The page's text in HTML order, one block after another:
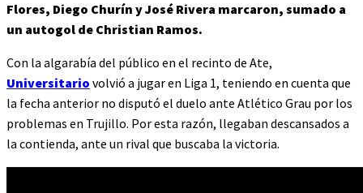
Flores, Diego Churín y José Rivera marcaron, sumado a
un autogol de Christian Ramos.
Con la algarabía del público en el recinto de Ate,
Universitario volvió a jugar en Liga 1, teniendo en cuenta que
la fecha anterior no disputó el duelo ante Atlético Grau por los
problemas en Trujillo. Por esta razón, llegaban descansados a
la contienda, ante un rival que buscaba la victoria.